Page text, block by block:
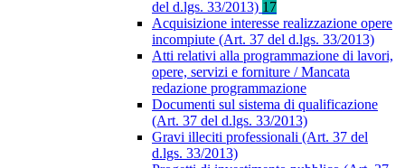
del d.lgs. 33/2013) 17
Acquisizione interesse realizzazione opere
incompiute (Art. 37 del d.lgs. 33/2013)
Atti relativi alla programmazione di lavori,
opere, servizi e forniture / Mancata
redazione programmazione
Documenti sul sistema di qualificazione
(Art. 37 del d.lgs. 33/2013)
Gravi illeciti professionali (Art. 37 del
d.lgs. 33/2013)